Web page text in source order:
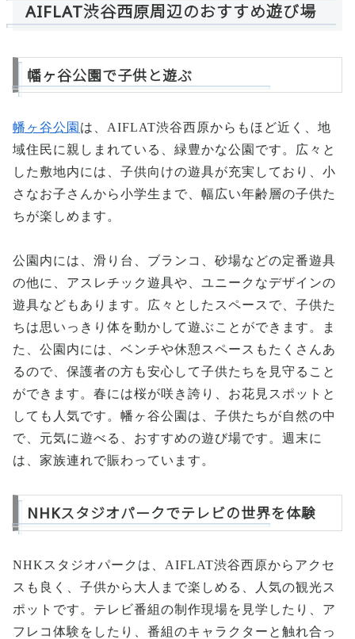
AIFLAT渋谷西原周辺のおすすめ遊び場
幡ヶ谷公園で子供と遊ぶ
幡ヶ谷公園 は、AIFLAT渋谷西原からもほど近く、地
域住民に親しまれている、緑豊かな公園です。広々と
した敷地内には、子供向けの遊具が充実しており、小
さなお子さんから小学生まで、幅広い年齢層の子供た
ちが楽しめます。
公園内には、滑り台、ブランコ、砂場などの定番遊具
の他に、アスレチック遊具や、ユニークなデザインの
遊具などもあります。広々としたスペースで、子供た
ちは思いっきり体を動かして遊ぶことができます。ま
た、公園内には、ベンチや休憩スペースもたくさんあ
るので、保護者の方も安心して子供たちを見守ること
ができます。春には桜が咲き誇り、お花見スポットと
しても人気です。幡ヶ谷公園は、子供たちが自然の中
で、元気に遊べる、おすすめの遊び場です。週末に
は、家族連れで賑わっています。
NHKスタジオパークでテレビの世界を体験
NHKスタジオパークは、AIFLAT渋谷西原からアクセ
スも良く、子供から大人まで楽しめる、人気の観光ス
ポットです。テレビ番組の制作現場を見学したり、ア
フレコ体験をしたり、番組のキャラクターと触れ合っ